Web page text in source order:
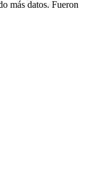
más datos. Fueron